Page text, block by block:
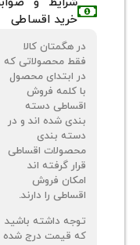
خرید اقساطی
محصولاتی که
ابتدای محصول
شده اند و در
اقساطی
را دارند.
داشته باشید
قیمت درج شده